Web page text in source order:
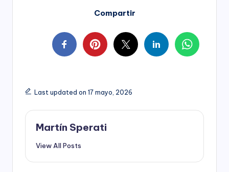
Compartir
Last updated on 17 mayo, 2026
Martín Sperati
View All Posts